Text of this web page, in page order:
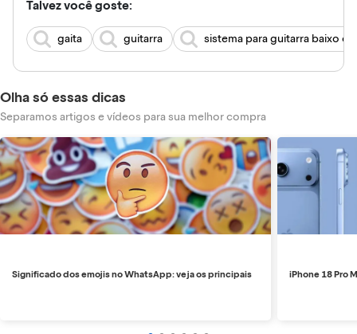
Talvez você goste:
gaita guitarra sistema para guitarra baixo
Olha só essas dicas
Separamos artigos e vídeos para sua melhor compra
Significado dos emojis no WhatsApp: veja os principais iPhone 18 Pro